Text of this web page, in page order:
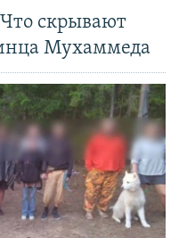
скрывают
Мухаммеда